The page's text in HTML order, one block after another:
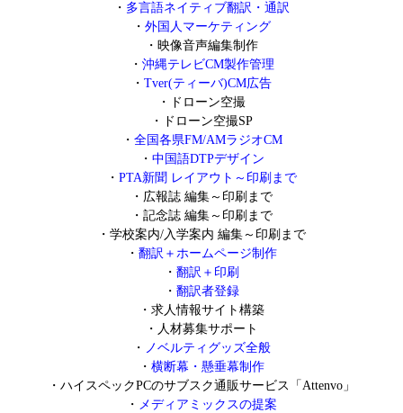
・ 多言語ネイティブ翻訳・通訳
・ 外国人マーケティング
・ 映像音声編集制作
・ 沖縄テレビCM製作管理
・ Tver(ティーバ)CM広告
・
ドローン空撮
・
ドローン空撮SP
・ 全国各県FM/AMラジオCM
・ 中国語DTPデザイン
・ PTA新聞 レイアウト～印刷まで
・ 広報誌 編集～印刷まで
・ 記念誌 編集～印刷まで
・ 学校案内/入学案内 編集～印刷まで
・ 翻訳＋ホームページ制作
・ 翻訳＋印刷
・ 翻訳者登録
・ 求人情報サイト構築
・ 人材募集サポート
・ ノベルティグッズ全般
・ 横断幕・懸垂幕制作
・ ハイスペックPCのサブスク通販サービス「Attenvo」
・ メディアミックスの提案